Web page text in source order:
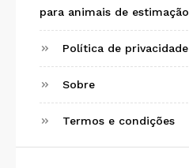
para animais de estimação
Política de privacidade
Sobre
Termos e condições